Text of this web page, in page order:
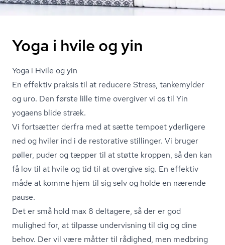
Yoga i hvile og yin
Yoga i Hvile og yin
En effektiv praksis til at reducere Stress, tankemylder
og uro. Den første lille time overgiver vi os til Yin
yogaens blide stræk.
Vi fortsætter derfra med at sætte tempoet yderligere
ned og hviler ind i de restorative stillinger. Vi bruger
pøller, puder og tæpper til at støtte kroppen, så den kan
få lov til at hvile og tid til at overgive sig. En effektiv
måde at komme hjem til sig selv og holde en nærende
pause.
Det er små hold max 8 deltagere, så der er god
mulighed for, at tilpasse undervisning til dig og dine
behov. Der vil være måtter til rådighed, men medbring